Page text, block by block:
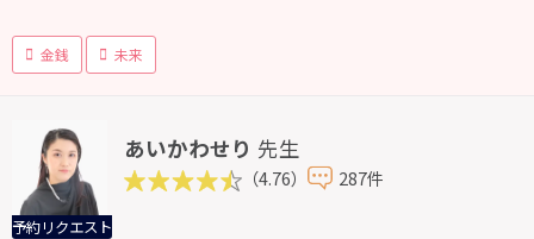
金銭 未来
予約リクエスト
あいかわせり 先生
（4.76） 287件